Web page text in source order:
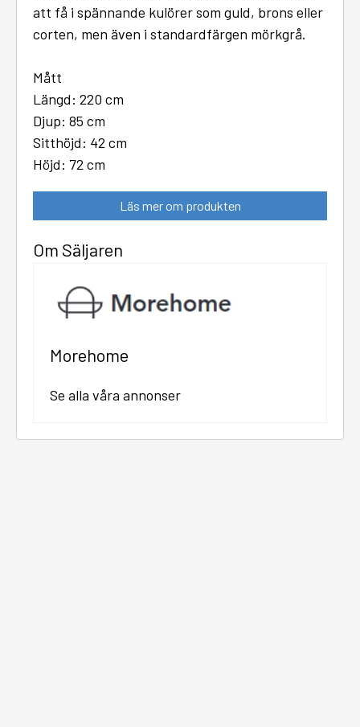
att få i spännande kulörer som guld, brons eller
corten, men även i standardfärgen mörkgrå.
Mått
Längd: 220 cm
Djup: 85 cm
Sitthöjd: 42 cm
Höjd: 72 cm
Läs mer om produkten
Om Säljaren
Morehome
Se alla våra annonser